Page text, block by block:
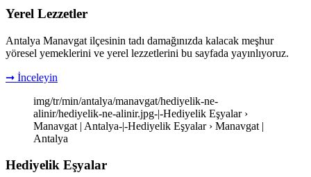
Yerel Lezzetler
Antalya Manavgat ilçesinin tadı damağınızda kalacak meşhur
yöresel yemeklerini ve yerel lezzetlerini bu sayfada yayınlıyoruz.
➞ İnceleyin
img/tr/min/antalya/manavgat/hediyelik-ne-
alinir/hediyelik-ne-alinir.jpg-|-Hediyelik Eşyalar ›
Manavgat | Antalya-|-Hediyelik Eşyalar › Manavgat |
Antalya
Hediyelik Eşyalar